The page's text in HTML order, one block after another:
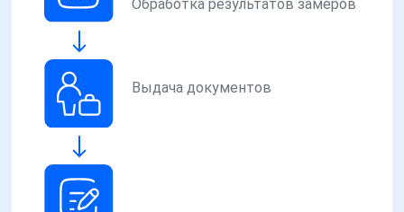
Обработка результатов замеров
Выдача документов